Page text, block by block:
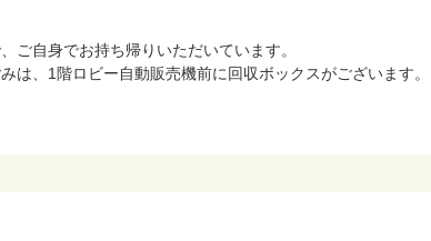
ご自身でお持ち帰りいただいています。
は、1階ロビー自動販売機前に回収ボックスがございます。